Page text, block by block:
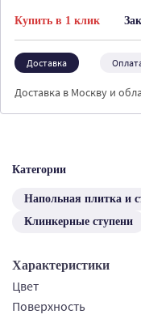
Категории
Напольная плитка и
Клинкерные ступени
Характеристики
Цвет
Поверхность
Купить в 1 клик
Доставка
Доставка в Москву и